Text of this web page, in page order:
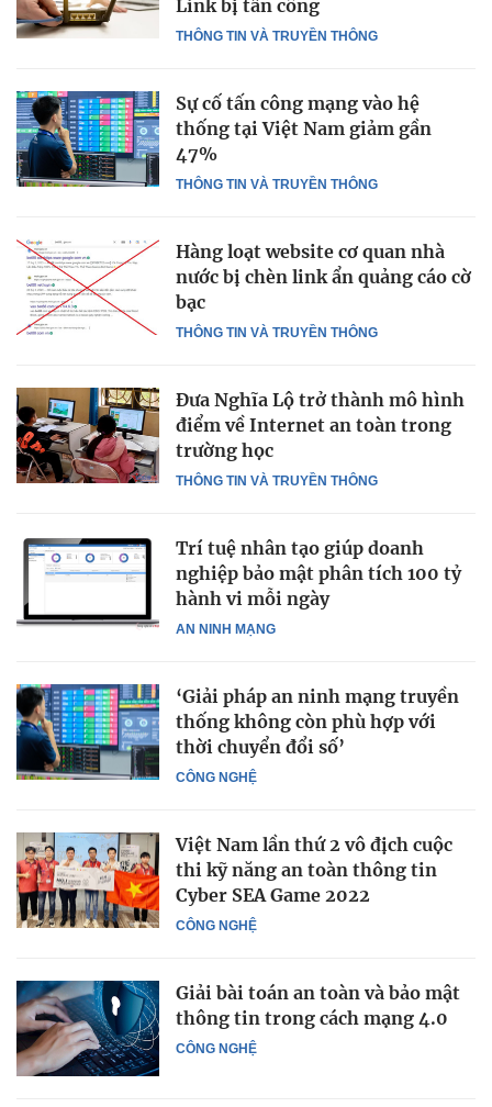
THÔNG TIN VÀ TRUYỀN THÔNG
Link bị tấn công
THÔNG TIN VÀ TRUYỀN THÔNG
Sự cố tấn công mạng vào hệ
thống tại Việt Nam giảm gần
47%
THÔNG TIN VÀ TRUYỀN THÔNG
Hàng loạt website cơ quan nhà
nước bị chèn link ẩn quảng cáo cờ
bạc
THÔNG TIN VÀ TRUYỀN THÔNG
Đưa Nghĩa Lộ trở thành mô hình
điểm về Internet an toàn trong
trường học
AN NINH MẠNG
Trí tuệ nhân tạo giúp doanh
nghiệp bảo mật phân tích 100 tỷ
hành vi mỗi ngày
CÔNG NGHỆ
‘Giải pháp an ninh mạng truyền
thống không còn phù hợp với
thời chuyển đổi số’
CÔNG NGHỆ
Việt Nam lần thứ 2 vô địch cuộc
thi kỹ năng an toàn thông tin
Cyber SEA Game 2022
CÔNG NGHỆ
Giải bài toán an toàn và bảo mật
thông tin trong cách mạng 4.0